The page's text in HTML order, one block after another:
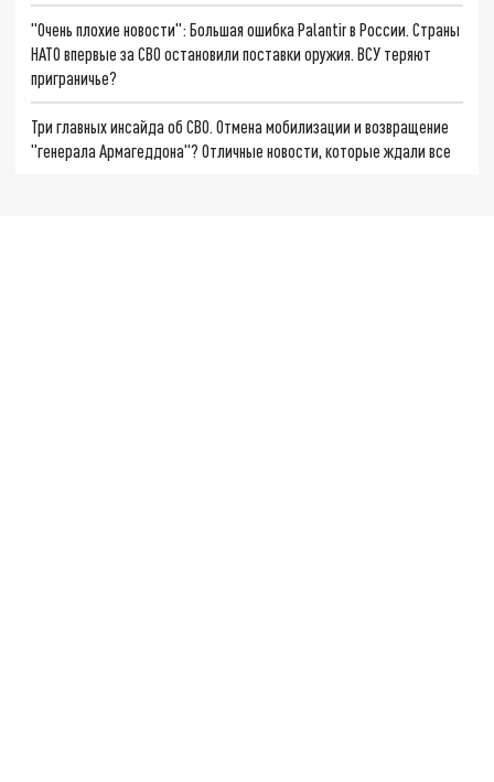
"Очень плохие новости": Большая ошибка Palantir в России. Страны
НАТО впервые за СВО остановили поставки оружия. ВСУ теряют
приграничье?
Три главных инсайда об СВО. Отмена мобилизации и возвращение
"генерала Армагеддона"? Отличные новости, которые ждали все